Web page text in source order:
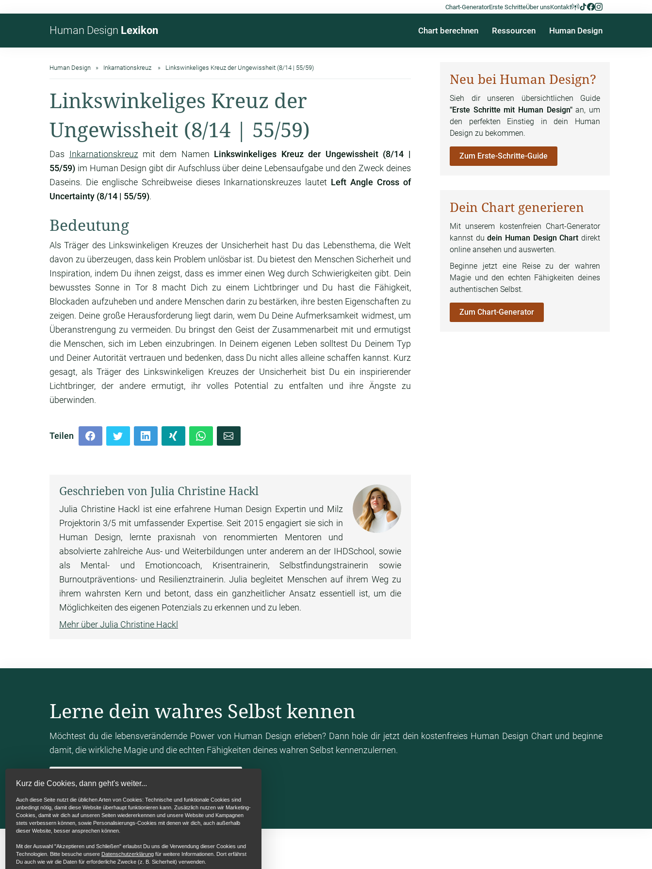
Kurz die Cookies, dann geht's weiter...
Auch diese Seite nutzt die üblichen Arten von Cookies: Technische und funktionale Cookies sind
unbedingt nötig, damit diese Website überhaupt funktionieren kann. Zusätzlich nutzen wir Marketing-
Cookies, damit wir dich auf unseren Seiten wiedererkennen und unsere Website und Kampagnen
stets verbessern können, sowie Personalisierungs-Cookies mit denen wir dich, auch außerhalb
dieser Website, besser ansprechen können.
Mit der Auswahl "Akzeptieren und Schließen" erlaubst Du uns die Verwendung dieser Cookies und
Technologien. Bitte besuche unsere Datenschutzerklärung für weitere Informationen. Dort erfährst
Du auch wie wir die Daten für erforderliche Zwecke (z. B. Sicherheit) verwenden.
Chart-GeneratorErste SchritteÜber unsKontakt
Human Design Lexikon Chart berechnen Ressourcen Human Design
Human Design Inkarnationskreuz Linkswinkeliges Kreuz der Ungewissheit (8/14 | 55/59)
Linkswinkeliges Kreuz der
Ungewissheit (8/14 | 55/59)
Das Inkarnationskreuz mit dem Namen Linkswinkeliges Kreuz der Ungewissheit (8/14 |
55/59) im Human Design gibt dir Aufschluss über deine Lebensaufgabe und den Zweck deines
Daseins. Die englische Schreibweise dieses Inkarnationskreuzes lautet Left Angle Cross of
Uncertainty (8/14 | 55/59).
Bedeutung
Als Träger des Linkswinkeligen Kreuzes der Unsicherheit hast Du das Lebensthema, die Welt
davon zu überzeugen, dass kein Problem unlösbar ist. Du bietest den Menschen Sicherheit und
Inspiration, indem Du ihnen zeigst, dass es immer einen Weg durch Schwierigkeiten gibt. Dein
bewusstes Sonne in Tor 8 macht Dich zu einem Lichtbringer und Du hast die Fähigkeit,
Blockaden aufzuheben und andere Menschen darin zu bestärken, ihre besten Eigenschaften zu
zeigen. Deine große Herausforderung liegt darin, wem Du Deine Aufmerksamkeit widmest, um
Überanstrengung zu vermeiden. Du bringst den Geist der Zusammenarbeit mit und ermutigst
die Menschen, sich im Leben einzubringen. In Deinem eigenen Leben solltest Du Deinem Typ
und Deiner Autorität vertrauen und bedenken, dass Du nicht alles alleine schaffen kannst. Kurz
gesagt, als Träger des Linkswinkeligen Kreuzes der Unsicherheit bist Du ein inspirierender
Lichtbringer, der andere ermutigt, ihr volles Potential zu entfalten und ihre Ängste zu
überwinden.
Teilen
Geschrieben von Julia Christine Hackl
Julia Christine Hackl ist eine erfahrene Human Design Expertin und Milz
Projektorin 3/5 mit umfassender Expertise. Seit 2015 engagiert sie sich in
Human Design, lernte praxisnah von renommierten Mentoren und
absolvierte zahlreiche Aus- und Weiterbildungen unter anderem an der IHDSchool, sowie
als Mental- und Emotioncoach, Krisentrainerin, Selbstfindungstrainerin sowie
Burnoutpräventions- und Resilienztrainerin. Julia begleitet Menschen auf ihrem Weg zu
ihrem wahrsten Kern und betont, dass ein ganzheitlicher Ansatz essentiell ist, um die
Möglichkeiten des eigenen Potenzials zu erkennen und zu leben.
Mehr über Julia Christine Hackl
Neu bei Human Design?
Sieh dir unseren übersichtlichen Guide
"Erste Schritte mit Human Design"an, um
den perfekten Einstieg in dein Human
Design zu bekommen.
Zum Erste-Schritte-Guide
Dein Chart generieren
Mit unserem kostenfreien Chart-Generator
kannst dudein Human Design Chart direkt
online ansehen und auswerten.
Beginne jetzt eine Reise zu der wahren
Magie und den echten Fähigkeiten deines
authentischen Selbst.
Zum Chart-Generator
Lerne dein wahres Selbst kennen
Möchtest du die lebensverändernde Power von Human Design erleben? Dann hole dir jetzt dein kostenfreies Human Design Chart und beginne
damit, die wirkliche Magie und die echten Fähigkeiten deines wahren Selbst kennenzulernen.
Mein Human Design Chart berechnen